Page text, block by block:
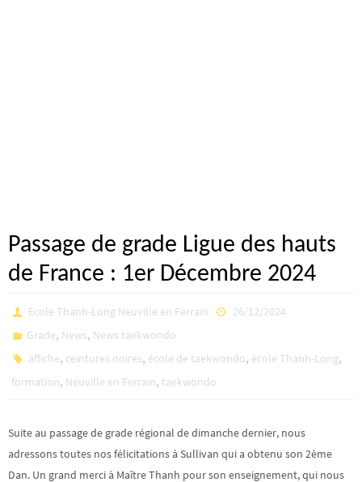
Passage de grade Ligue des hauts
de France : 1er Décembre 2024
Ecole Thanh-Long Neuville en Ferrain
26/12/2024
Grade, News, News taekwondo
affiche, ceintures noires, école de taekwondo, école Thanh-Long,
formation, Neuville en Ferrain, taekwondo
Suite au passage de grade régional de dimanche dernier, nous
adressons toutes nos félicitations à Sullivan qui a obtenu son 2ème
Dan. Un grand merci à Maître Thanh pour son enseignement, qui nous